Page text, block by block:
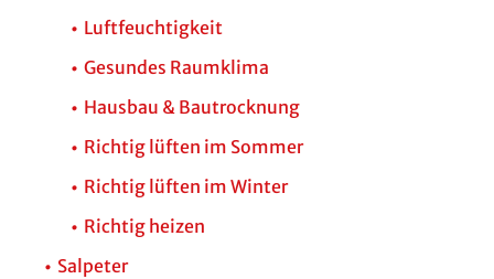
Luftfeuchtigkeit
Gesundes Raumklima
Hausbau & Bautrocknung
Richtig lüften im Sommer
Richtig lüften im Winter
Richtig heizen
Salpeter